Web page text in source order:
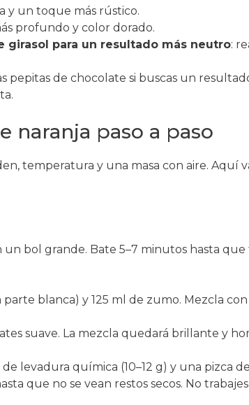
y un toque más rústico.
profundo y color dorado.
girasol para un resultado más neutro:
pepitas de chocolate si buscas un
naranja paso a paso
temperatura y una masa con aire. Aquí
un bol grande. Bate 5–7 minutos hasta
blanca) y 125 ml de zumo. Mezcla
suave. La mezcla quedará brillante y
levadura química (10–12 g) y una pizca
que no se vean restos secos. No trabajes